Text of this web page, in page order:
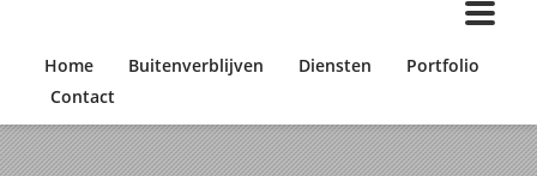
Home Buitenverblijven Diensten
Portfolio
Contact